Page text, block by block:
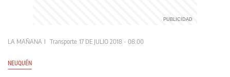
LA MAÑANA Transporte 17 DE JULIO 2018 - 08:00
NEUQUÉN